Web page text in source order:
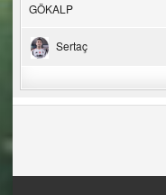
GÖKALP
Sertaç